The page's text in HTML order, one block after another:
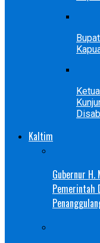
Kaltim
Gubernur
Pemerintah